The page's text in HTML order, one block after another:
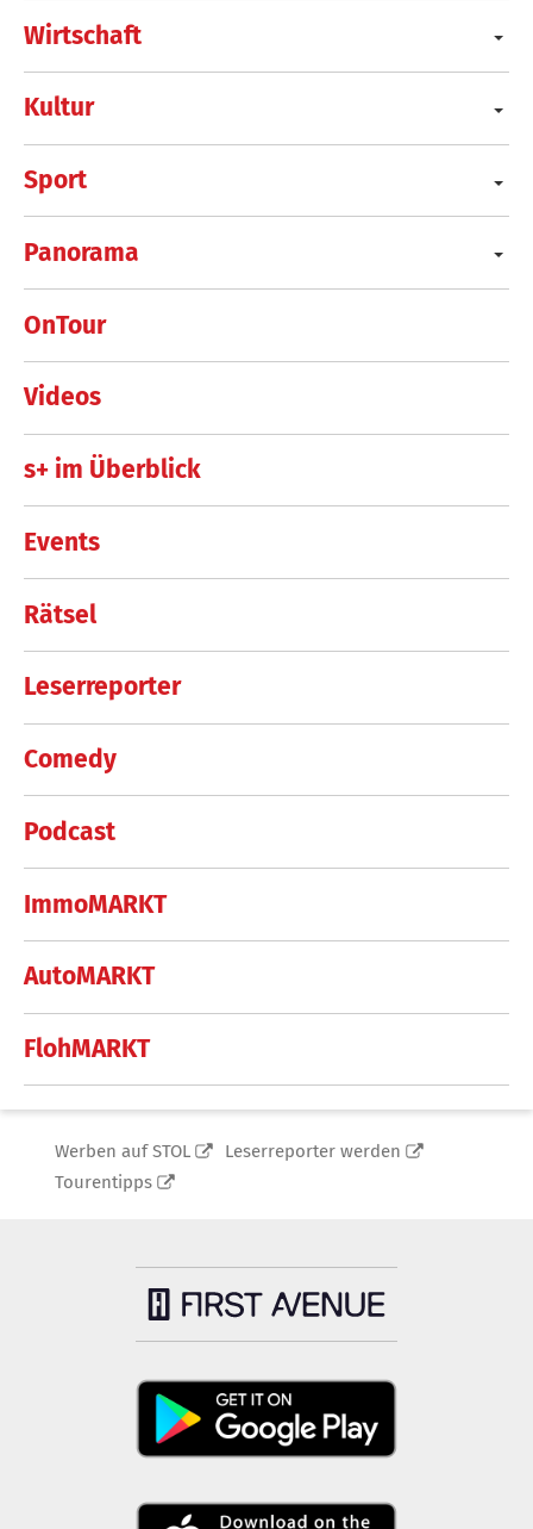
Wirtschaft
Kultur
Sport
Panorama
OnTour
Videos
s+ im Überblick
Events
Rätsel
Leserreporter
Comedy
Podcast
ImmoMARKT
AutoMARKT
FlohMARKT
Werben auf STOL
Leserreporter werden
Tourentipps